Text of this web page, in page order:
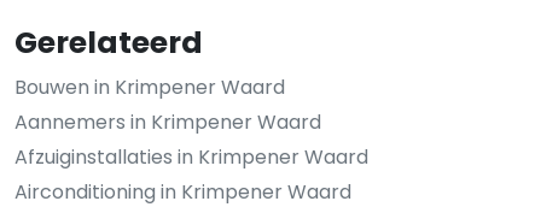
Gerelateerd
Bouwen in Krimpener Waard
Aannemers in Krimpener Waard
Afzuiginstallaties in Krimpener Waard
Airconditioning in Krimpener Waard